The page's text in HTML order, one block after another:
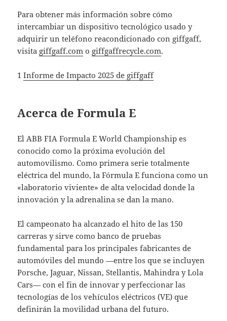
Para obtener más información sobre cómo
intercambiar un dispositivo tecnológico usado y
adquirir un teléfono reacondicionado con giffgaff,
visita giffgaff.com o giffgaffrecycle.com.
1Informe de Impacto 2025 de giffgaff
Acerca de Formula E
El ABB FIA Formula E World Championship es
conocido como la próxima evolución del
automovilismo. Como primera serie totalmente
eléctrica del mundo, la Fórmula E funciona como un
«laboratorio viviente» de alta velocidad donde la
innovación y la adrenalina se dan la mano.
El campeonato ha alcanzado el hito de las 150
carreras y sirve como banco de pruebas
fundamental para los principales fabricantes de
automóviles del mundo —entre los que se incluyen
Porsche, Jaguar, Nissan, Stellantis, Mahindra y Lola
Cars— con el fin de innovar y perfeccionar las
tecnologías de los vehículos eléctricos (VE) que
definirán la movilidad urbana del futuro.